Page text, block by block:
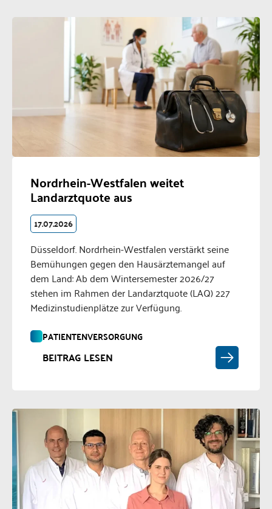
Nordrhein-Westfalen weitet
Landarztquote aus
17.07.2026
Düsseldorf. Nordrhein-Westfalen verstärkt seine
Bemühungen gegen den Hausärztemangel auf
dem Land: Ab dem Wintersemester 2026/27
stehen im Rahmen der Landarztquote (LAQ) 227
Medizinstudienplätze zur Verfügung.
PATIENTENVERSORGUNG
BEITRAG LESEN